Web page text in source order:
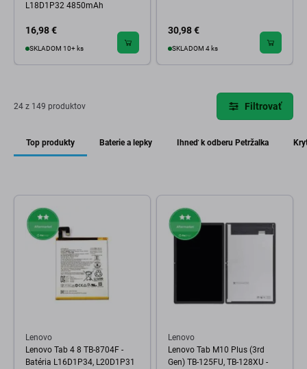
L18D1P32 4850mAh
16,98 €
SKLADOM 10+ ks
30,98 €
SKLADOM 4 ks
24 z 149 produktov Filtrovať
Top produkty Baterie a lepky Ihneď k odberu Petržalka
Lenovo
Lenovo Tab 4 8 TB-8704F -
Batéria L16D1P34, L20D1P31
Lenovo
Lenovo Tab M10 Plus (3rd
Gen) TB-125FU, TB-128XU -